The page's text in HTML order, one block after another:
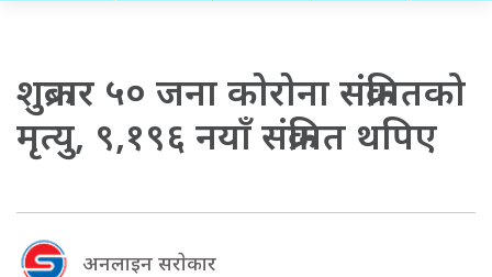
शुक्रबार ५० जना काेराेना संक्रमितको
मृत्यु, ९,१९६ नयाँ संक्रमित थपिए
अनलाइन सराेकार